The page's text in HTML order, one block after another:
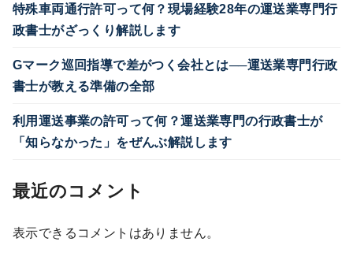
特殊車両通行許可って何？現場経験28年の運送業専門行
政書士がざっくり解説します
Gマーク巡回指導で差がつく会社とは──運送業専門行政
書士が教える準備の全部
利用運送事業の許可って何？運送業専門の行政書士が
「知らなかった」をぜんぶ解説します
最近のコメント
表示できるコメントはありません。